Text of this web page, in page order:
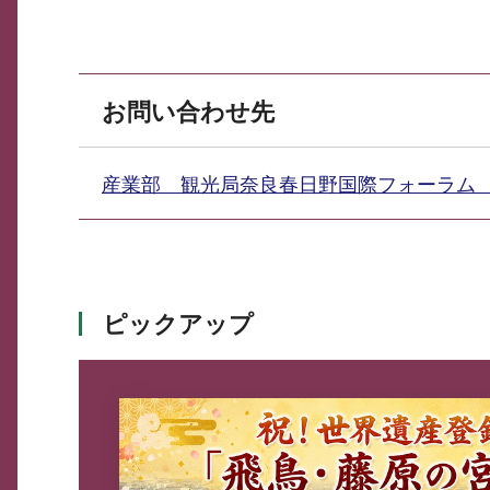
お問い合わせ先
産業部 観光局奈良春日野国際フォーラ
ピックアップ